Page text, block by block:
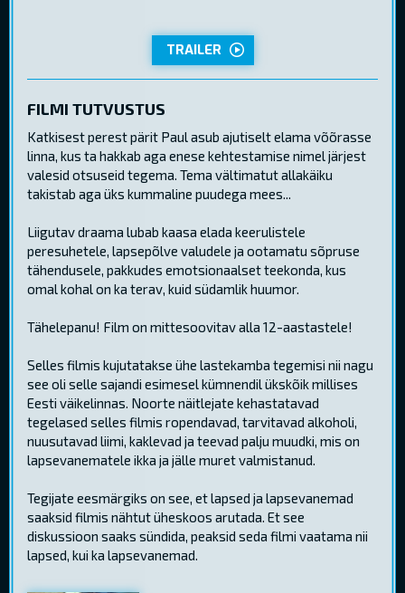
TRAILER
FILMI TUTVUSTUS
Katkisest perest pärit Paul asub ajutiselt elama võõrasse
linna, kus ta hakkab aga enese kehtestamise nimel järjest
valesid otsuseid tegema. Tema vältimatut allakäiku
takistab aga üks kummaline puudega mees...
Liigutav draama lubab kaasa elada keerulistele
peresuhetele, lapsepõlve valudele ja ootamatu sõpruse
tähendusele, pakkudes emotsionaalset teekonda, kus
omal kohal on ka terav, kuid südamlik huumor.
Tähelepanu! Film on mittesoovitav alla 12-aastastele!
Selles filmis kujutatakse ühe lastekamba tegemisi nii nagu
see oli selle sajandi esimesel kümnendil ükskõik millises
Eesti väikelinnas. Noorte näitlejate kehastatavad
tegelased selles filmis ropendavad, tarvitavad alkoholi,
nuusutavad liimi, kaklevad ja teevad palju muudki, mis on
lapsevanematele ikka ja jälle muret valmistanud.
Tegijate eesmärgiks on see, et lapsed ja lapsevanemad
saaksid filmis nähtut üheskoos arutada. Et see
diskussioon saaks sündida, peaksid seda filmi vaatama nii
lapsed, kui ka lapsevanemad.